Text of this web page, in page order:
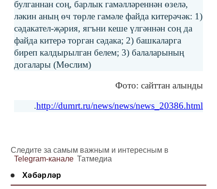
булганнан соң, барлык гамәлләреннән өзелә,
ләкин аның өч төрле гамәле файда китерәчәк: 1)
сәдакател-җәрия, ягъни кеше үлгәннән соң да
файда китерә торган сәдака; 2) башкаларга
биреп калдырылган белем; 3) балаларының
догалары (Мөслим)
Фото: сайттан алынды
.http://dumrt.ru/news/news/news_20386.html
Следите за самым важным и интересным в
Telegram-канале Татмедиа
Хәбәрләр